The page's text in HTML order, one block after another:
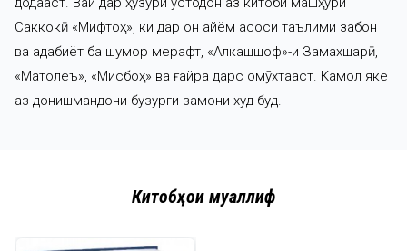
Саккокӣ «Мифтоҳ», ки дар он айём асоси таълими забон
ва адабиёт ба шумор мерафт, «Алкашшоф»-и Замахшарӣ,
«Матолеъ», «Мисбоҳ» ва ғайра дарс омӯхтааст. Камол яке
аз донишмандони бузурги замони худ буд.
Китобҳои муаллиф